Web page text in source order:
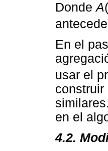
DondeA
En el
usar el
construir
en el
4.2.